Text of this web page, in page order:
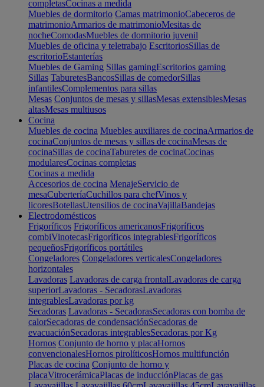
completasCocinas a medida
Muebles de dormitorio Camas matrimonioCabeceros de
matrimonioArmarios de matrimonioMesitas de
nocheComodasMuebles de dormitorio juvenil
Muebles de oficina y teletrabajo EscritoriosSillas de
escritorioEstanterías
Muebles de Gaming Sillas gamingEscritorios gaming
Sillas TaburetesBancosSillas de comedorSillas
infantilesComplementos para sillas
Mesas Conjuntos de mesas y sillasMesas extensiblesMesas
altasMesas multiusos
Cocina
Muebles de cocina Muebles auxiliares de cocinaArmarios de
cocinaConjuntos de mesas y sillas de cocinaMesas de
cocinaSillas de cocinaTaburetes de cocinaCocinas
modularesCocinas completas
Cocinas a medida
Accesorios de cocina MenajeServicio de
mesaCuberteríaCuchillos para chefVinos y
licoresBotellasUtensilios de cocinaVajillaBandejas
Electrodomésticos
Frigoríficos Frigoríficos americanosFrigoríficos
combiVinotecasFrigoríficos integrablesFrigoríficos
pequeñosFrigoríficos portátiles
Congeladores Congeladores verticalesCongeladores
horizontales
Lavadoras Lavadoras de carga frontalLavadoras de carga
superiorLavadoras - SecadorasLavadoras
integrablesLavadoras por kg
Secadoras Lavadoras - SecadorasSecadoras con bomba de
calorSecadoras de condensaciónSecadoras de
evacuaciónSecadoras integrablesSecadoras por Kg
Hornos Conjunto de horno y placaHornos
convencionalesHornos pirolíticosHornos multifunción
Placas de cocina Conjunto de horno y
placaVitrocerámicaPlacas de inducciónPlacas de gas